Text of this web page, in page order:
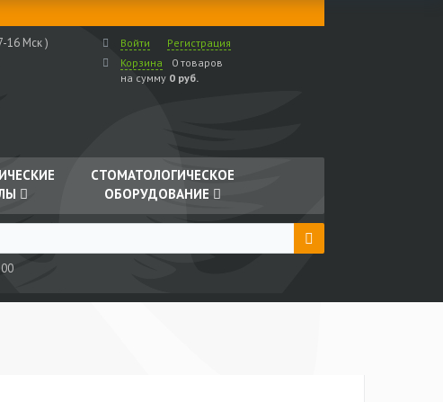
16 Мск ) Войти
Регистрация
Корзина
0 товаров
на сумму 0 руб.
СТОМАТОЛОГИЧЕСКОЕ
ОБОРУДОВАНИЕ